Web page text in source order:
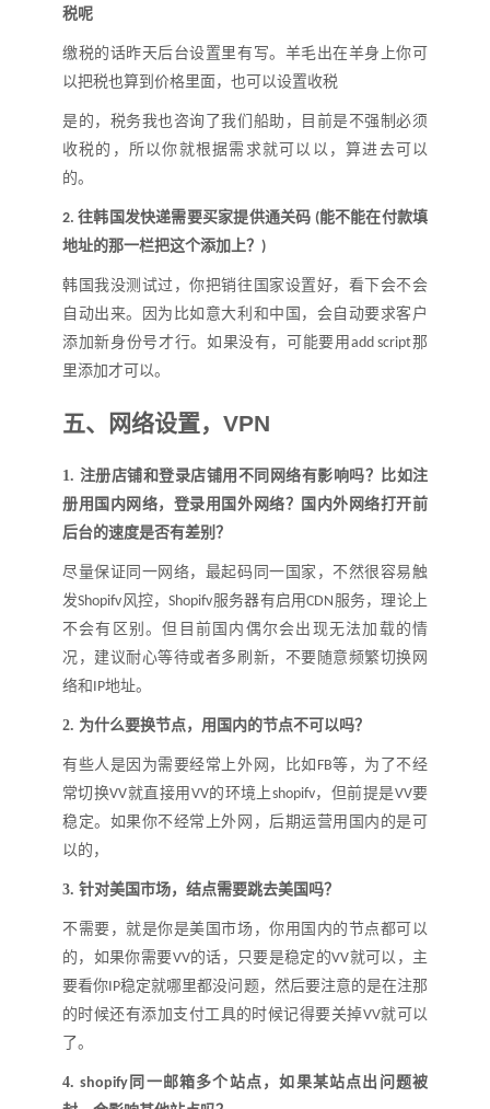
税呢
缴税的话昨天后台设置里有写。羊毛出在羊身上你可
以把税也算到价格里面，也可以设置收税
是的，税务我也咨询了我们船助，目前是不强制必须
收税的，所以你就根据需求就可以以，算进去可以
的。
2.往韩国发快递需要买家提供通关码 (能不能在付款填
地址的那一栏把这个添加上？ )
韩国我没测试过，你把销往国家设置好，看下会不会
自动出来。因为比如意大利和中国，会自动要求客户
添加新身份号才行。如果没有，可能要用 add script那
里添加才可以。
五、 网络设置， VPN
1. 注册店铺和登录店铺用不同网络有影响吗？ 比如注
册用国内网络，登录用国外网络？
国内外网络打开前
后台的速度是否有差别 ？
尽量保证同一网络，最起码同一国家，不然很容易触
发Shopifv风控，Shopifv服务器有启用CDN 服务，理论上
不会有区别。但目前国内偶尔会出现无法加载的情
况，建议耐心等待或者多刷新，不要随意频繁切换网
络和 IP地址。
2. 为什么要换节点，用国内的节点不可以吗？
有些人是因为需要经常上外网，比如 FB等，为了不经
常切换VV就直接用 VV的环境上shopifv，但前提是VV要
稳定。如果你不经常上外网，后期运营用国内的是可
以的，
3. 针对美国市场，结点需要跳去美国吗？
不需要，就是你是美国市场，你用国内的节点都可以
的，如果你需要VV的话，只要是稳定的VV就可以，主
要看你IP稳定就哪里都没问题，然后要注意的是在注那
的时候还有添加支付工具的时候记得要关掉VV就可以
了。
4.shopify 同一邮箱多个站点，如果某站点出问题被